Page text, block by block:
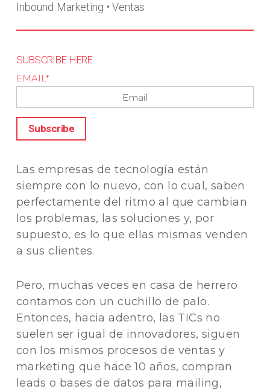
Inbound Marketing • Ventas
SUBSCRIBE HERE
EMAIL*
Las empresas de tecnología están
siempre con lo nuevo, con lo cual, saben
perfectamente del ritmo al que cambian
los problemas, las soluciones y, por
supuesto, es lo que ellas mismas venden
a sus clientes.
Pero, muchas veces en casa de herrero
contamos con un cuchillo de palo.
Entonces, hacia adentro, las TICs no
suelen ser igual de innovadores, siguen
con los mismos procesos de ventas y
marketing que hace 10 años, compran
leads o bases de datos para mailing,